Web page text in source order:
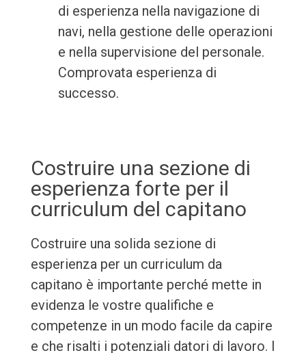
di esperienza nella navigazione di
navi, nella gestione delle operazioni
e nella supervisione del personale.
Comprovata esperienza di
successo.
Costruire una sezione di
esperienza forte per il
curriculum del capitano
Costruire una solida sezione di
esperienza per un curriculum da
capitano è importante perché mette in
evidenza le vostre qualifiche e
competenze in un modo facile da capire
e che risalti i potenziali datori di lavoro. I